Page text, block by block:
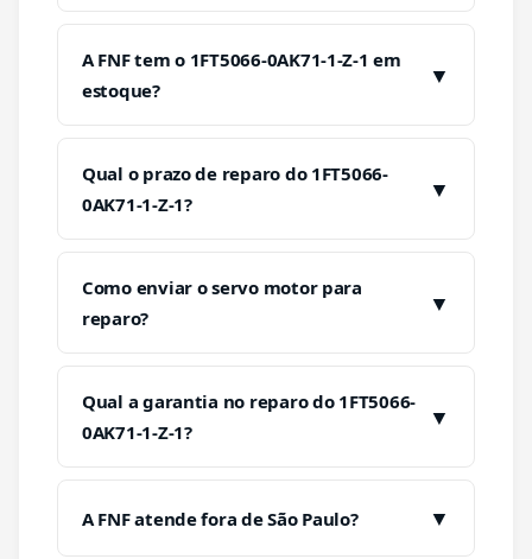
A FNF tem o 1FT5066-0AK71-1-Z-1 em
estoque?
▼
Qual o prazo de reparo do 1FT5066-
0AK71-1-Z-1?
▼
Como enviar o servo motor para
reparo?
▼
Qual a garantia no reparo do 1FT5066-
0AK71-1-Z-1?
▼
A FNF atende fora de São Paulo? ▼